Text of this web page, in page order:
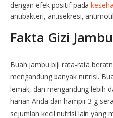
dengan efek positif pada
antibakteri, antisekresi,
Fakta Gizi
Buah jambu biji rata-rata
mengandung banyak nutrisi.
lemak, dan mengandung lebih
harian Anda dan hampir 3 g
sejumlah kecil nutrisi lain yang